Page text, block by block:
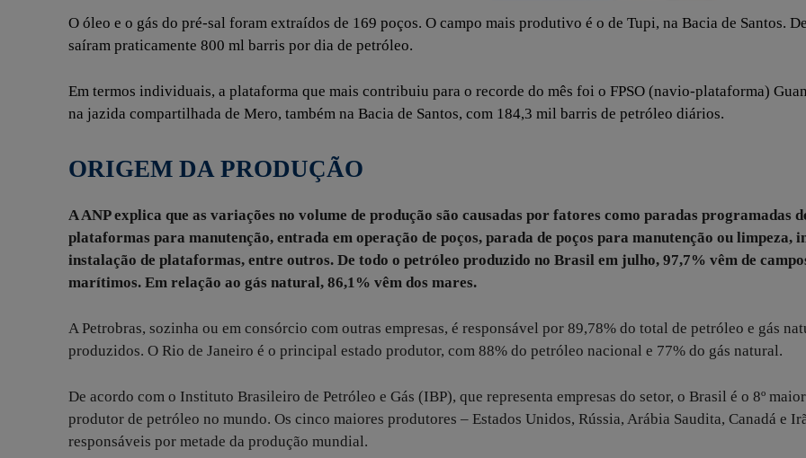
O óleo e o gás do pré-sal foram extraídos de 169 poços. O campo mais produtivo é o de Tupi, na Bacia de Santos.
saíram praticamente 800 ml barris por dia de petróleo.
Em termos individuais, a plataforma que mais contribuiu para o recorde do mês foi o FPSO (navio-plataforma)
na jazida compartilhada de Mero, também na Bacia de Santos, com 184,3 mil barris de petróleo diários.
ORIGEM DA PRODUÇÃO
A ANP explica que as variações no volume de produção são causadas por fatores como paradas programadas
plataformas para manutenção, entrada em operação de poços, parada de poços para manutenção ou limpeza,
instalação de plataformas, entre outros. De todo o petróleo produzido no Brasil em julho, 97,7% vêm de
marítimos. Em relação ao gás natural, 86,1% vêm dos mares.
A Petrobras, sozinha ou em consórcio com outras empresas, é responsável por 89,78% do total de petróleo e gás
produzidos. O Rio de Janeiro é o principal estado produtor, com 88% do petróleo nacional e 77% do gás natural.
De acordo com o Instituto Brasileiro de Petróleo e Gás (IBP), que representa empresas do setor, o Brasil é o 8º maior
produtor de petróleo no mundo. Os cinco maiores produtores – Estados Unidos, Rússia, Arábia Saudita, Canadá e
responsáveis por metade da produção mundial.